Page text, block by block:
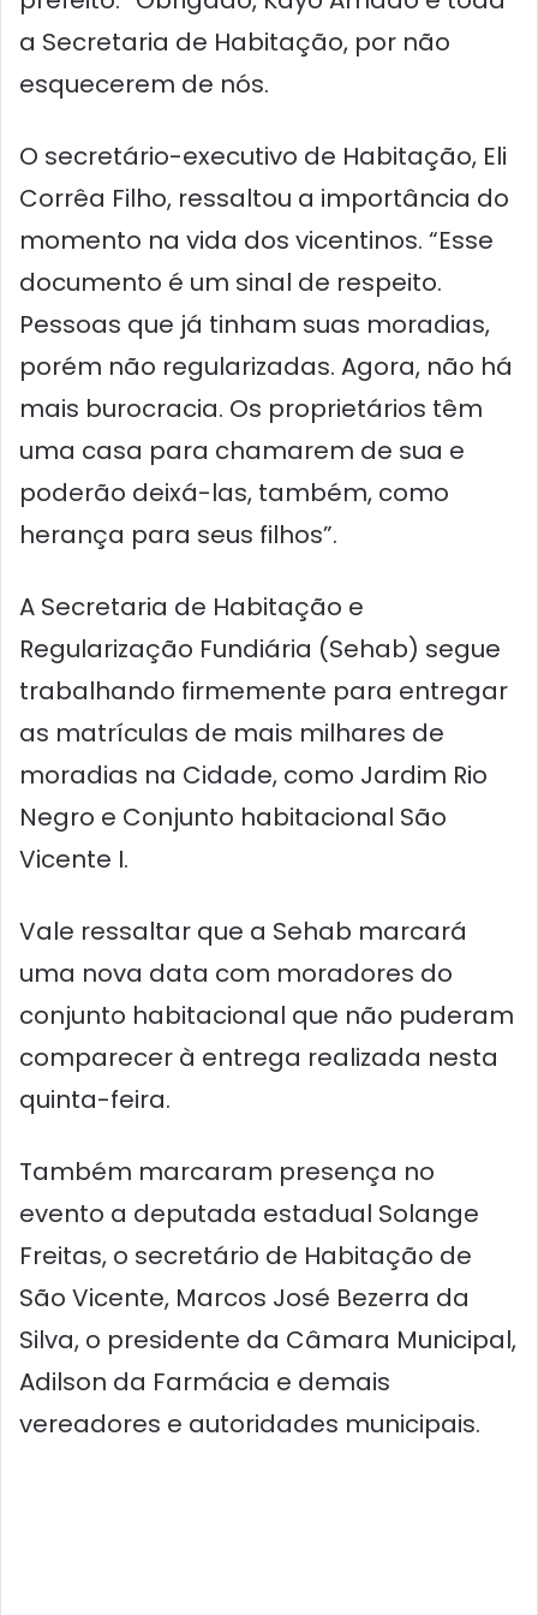
a Secretaria de Habitação, por não
esquecerem de nós.
O secretário-executivo de Habitação, Eli
Corrêa Filho, ressaltou a importância do
momento na vida dos vicentinos. “Esse
documento é um sinal de respeito.
Pessoas que já tinham suas moradias,
porém não regularizadas. Agora, não há
mais burocracia. Os proprietários têm
uma casa para chamarem de sua e
poderão deixá-las, também, como
herança para seus filhos”.
A Secretaria de Habitação e
Regularização Fundiária (Sehab) segue
trabalhando firmemente para entregar
as matrículas de mais milhares de
moradias na Cidade, como Jardim Rio
Negro e Conjunto habitacional São
Vicente I.
Vale ressaltar que a Sehab marcará
uma nova data com moradores do
conjunto habitacional que não puderam
comparecer à entrega realizada nesta
quinta-feira.
Também marcaram presença no
evento a deputada estadual Solange
Freitas, o secretário de Habitação de
São Vicente, Marcos José Bezerra da
Silva, o presidente da Câmara Municipal,
Adilson da Farmácia e demais
vereadores e autoridades municipais.